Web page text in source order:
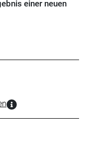
einer neuen